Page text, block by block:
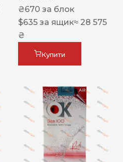
₴670 за блок
$635 за ящик≈ 28 575
₴
Купити